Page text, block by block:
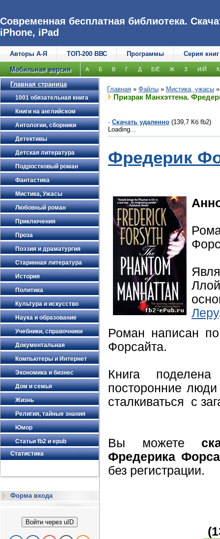
Современная бесплатная библиотека.
iPhone, iPad
Авторы А-Я ТОП-200 ВВС Программы Серия книг
Мобильная версия А Б В Г Д Е/Ё Ж З И/Й К
Главная страница
1001 обязательная книга
Книги на английском
Антологии, сборники
Детективы
Детская литература
Подростковый роман
Фантастика
Мистика, Ужасы
Любовный роман
Приключения
Проза
Поэзия и драматургия
Старинная литература
История
Политика
Культура и искусство
Наука и образование
Учебники, справочники
Документальная
Компьютеры и Интернет
Экономика и бизнес
Дом и семья
Жизнь
Религия, тайные знания
Юмор
Статьи fb2 и epub
Статистика
Форма входа
Войти через uID
Главная » Файлы » Мистика, ужасы
Призрак Манхэттена.
· Скачать удаленно (139,7 Кб fb2)
Loading...
Фредерик
Леру
Роман написан
Форсайта.
Книга
посторонние
сталкиваться с
Вы можете
Фредерика
без регистрации.